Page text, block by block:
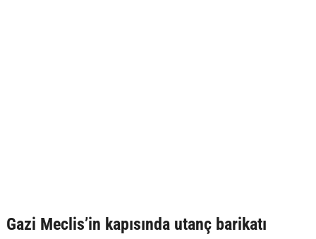
Gazi Meclis’in kapısında utanç barikatı